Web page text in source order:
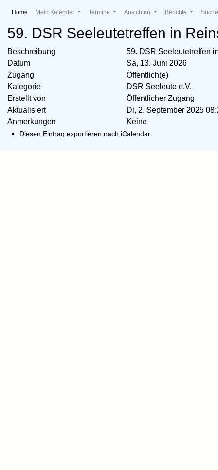
Home (current)
Mein Kalender Termine Ansichten Berichte
59. DSR Seeleutetreffen in
Beschreibung
59. DSR Seeleutetreffen
Datum
Sa, 13. Juni 2026
Zugang
Öffentlich(e)
Kategorie
DSR Seeleute e.V.
Erstellt von
Öffentlicher Zugang
Aktualisiert
Di, 2. September 2025
Anmerkungen
Keine
Diesen Eintrag exportieren nach iCalendar